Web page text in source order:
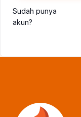
Sudah punya
akun?